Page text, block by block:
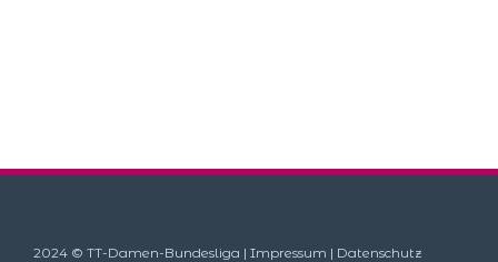
2024 © TT-Damen-Bundesliga | Impressum | Datenschutz